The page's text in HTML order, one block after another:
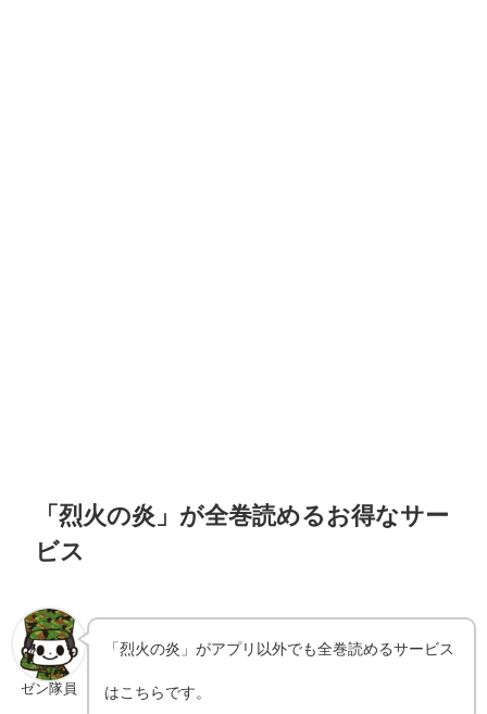
「烈火の炎」が全巻読めるお得なサー
ビス
ゼン隊員
「烈火の炎」がアプリ以外でも全巻読めるサービス
はこちらです。